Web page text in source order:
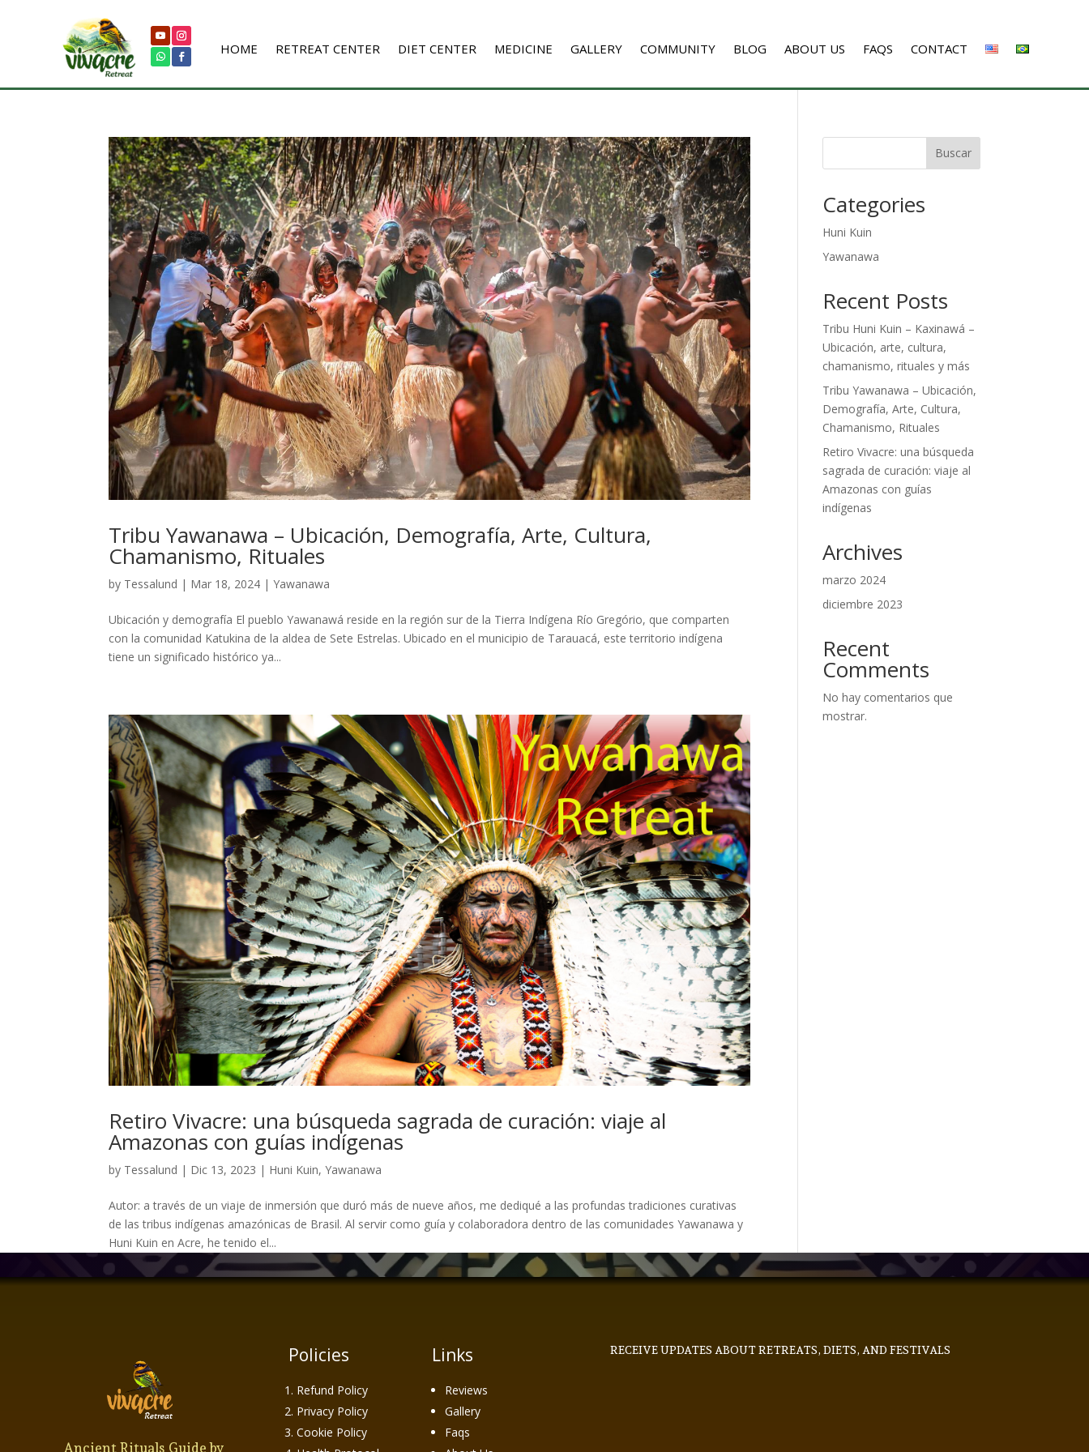
HOME RETREAT CENTER DIET CENTER MEDICINE GALLERY COMMUNITY BLOG ABOUT US FAQS CONTACT
Tribu Yawanawa – Ubicación, Demografía, Arte, Cultura,
Chamanismo, Rituales
by Tessalund | Mar 18, 2024 |Yawanawa
Ubicación y demografía El pueblo Yawanawá reside en la región sur de la Tierra Indígena Río Gregório, que comparten
con la comunidad Katukina de la aldea de Sete Estrelas. Ubicado en el municipio de Tarauacá, este territorio indígena
tiene un significado histórico ya...
Retiro Vivacre: una búsqueda sagrada de curación: viaje al
Amazonas con guías indígenas
by Tessalund | Dic 13, 2023 | Huni Kuin,Yawanawa
Autor: a través de un viaje de inmersión que duró más de nueve años, me dediqué a las profundas tradiciones curativas
de las tribus indígenas amazónicas de Brasil. Al servir como guía y colaboradora dentro de las comunidades Yawanawa y
Huni Kuin en Acre, he tenido el...
Buscar
Categories
Huni Kuin
Yawanawa
Recent Posts
Tribu Huni Kuin – Kaxinawá –
Ubicación, arte, cultura,
chamanismo, rituales y más
Tribu Yawanawa – Ubicación,
Demografía, Arte, Cultura,
Chamanismo, Rituales
Retiro Vivacre: una búsqueda
sagrada de curación: viaje al
Amazonas con guías
indígenas
Archives
marzo 2024
diciembre 2023
Recent
Comments
No hay comentarios que
mostrar.
Ancient Rituals Guide by
Policies
Refund Policy
Privacy Policy
Cookie Policy
Links
Reviews
Gallery
Faqs
RECEIVE UPDATES ABOUT RETREATS, DIETS, AND FESTIVALS